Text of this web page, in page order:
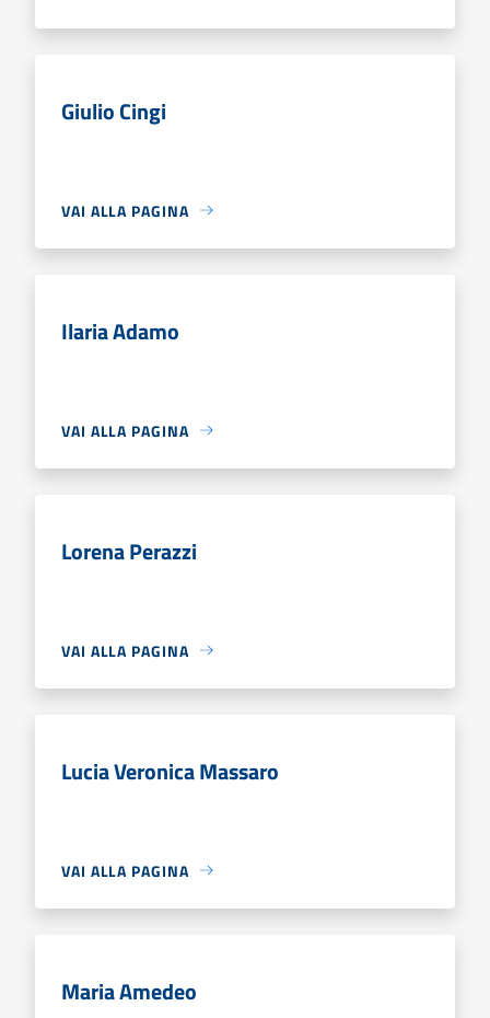
Giulio Cingi
VAI ALLA PAGINA
Ilaria Adamo
VAI ALLA PAGINA
Lorena Perazzi
VAI ALLA PAGINA
Lucia Veronica Massaro
VAI ALLA PAGINA
Maria Amedeo